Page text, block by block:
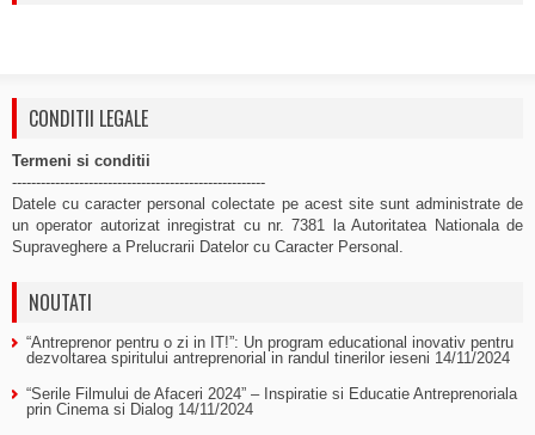
CONDITII LEGALE
Termeni si conditii
-----------------------------------------------------
Datele cu caracter personal colectate pe acest site sunt administrate de
un operator autorizat inregistrat cu nr. 7381 la Autoritatea Nationala de
Supraveghere a Prelucrarii Datelor cu Caracter Personal.
NOUTATI
“Antreprenor pentru o zi in IT!”: Un program educational inovativ pentru
dezvoltarea spiritului antreprenorial in randul tinerilor ieseni 14/11/2024
“Serile Filmului de Afaceri 2024” – Inspiratie si Educatie Antreprenoriala
prin Cinema si Dialog 14/11/2024